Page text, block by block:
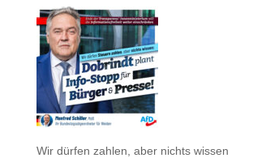
Wir dürfen zahlen, aber nichts wissen